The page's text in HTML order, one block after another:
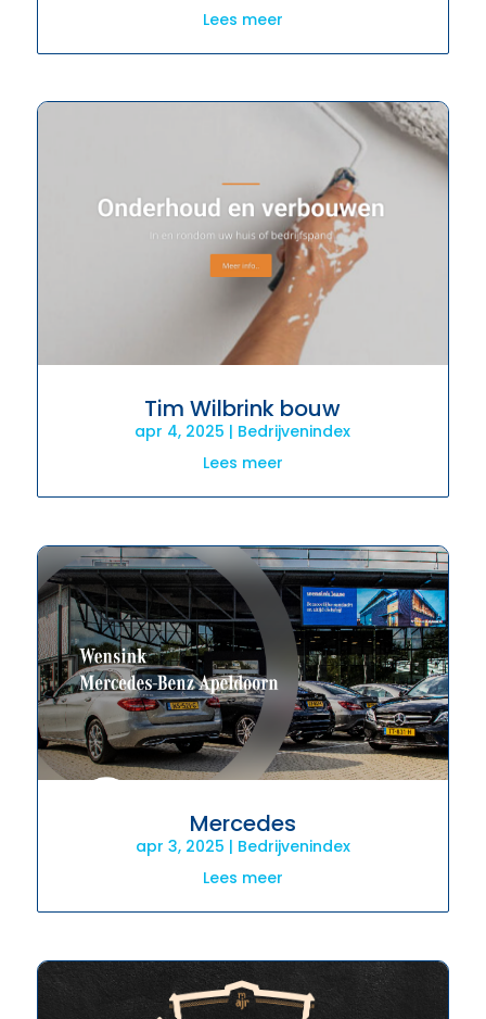
Lees meer
Tim Wilbrink bouw
apr 4, 2025 | Bedrijvenindex
Lees meer
Mercedes
apr 3, 2025 | Bedrijvenindex
Lees meer